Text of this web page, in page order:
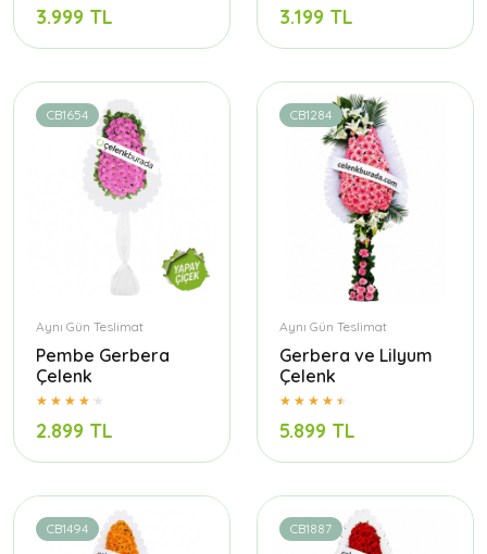
3.999 TL 3.199 TL
CB1654
Aynı Gün Teslimat
Pembe Gerbera
Çelenk
2.899 TL
CB1284
Aynı Gün Teslimat
Gerbera ve Lilyum
Çelenk
5.899 TL
CB1494 CB1887